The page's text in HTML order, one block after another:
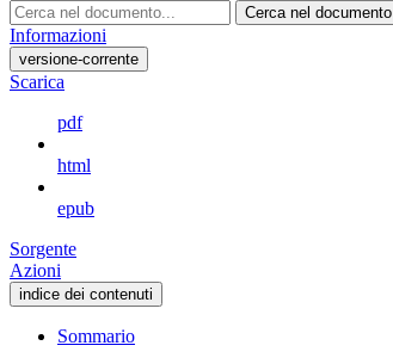
Cerca nel documento
Informazioni
versione-corrente
Scarica
pdf
html
epub
Sorgente
Azioni
indice dei contenuti
Sommario